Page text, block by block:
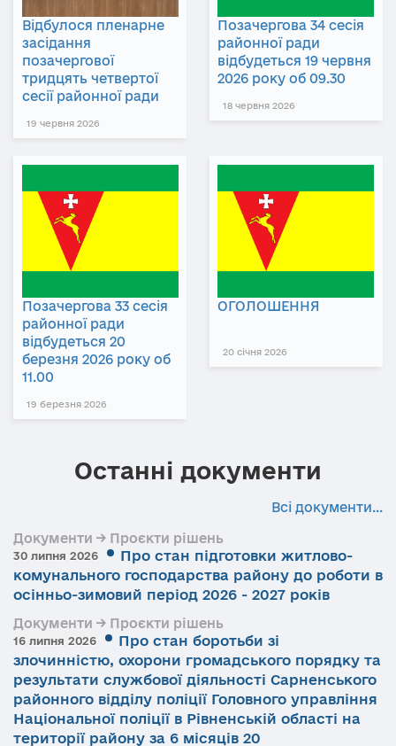
Відбулося пленарне
засідання
позачергової
тридцять четвертої
сесії районної ради
19 червня 2026
Позачергова 34 сесія
районної ради
відбудеться 19 червня
2026 року об 09.30
18 червня 2026
Позачергова 33 сесія
районної ради
відбудеться 20
березня 2026 року об
11.00
19 березня 2026
ОГОЛОШЕННЯ
20 січня 2026
Останні документи
Всі документи...
Документи → Проєкти рішень
30 липня 2026
Про стан підготовки житлово-
комунального господарства району до роботи в
осінньо-зимовий період 2026 - 2027 років
Документи → Проєкти рішень
16 липня 2026
Про стан боротьби зі
злочинністю, охорони громадського порядку та
результати службової діяльності Сарненського
районного відділу поліції Головного управління
Національної поліції в Рівненській області на
території району за 6 місяців 20